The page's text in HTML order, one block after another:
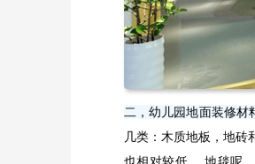
二，幼儿园地面装修材
几类：木质地板，地
也相对较低。 地毯呢